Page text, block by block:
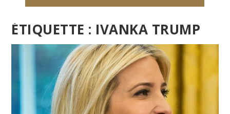
ÉTIQUETTE : IVANKA TRUMP